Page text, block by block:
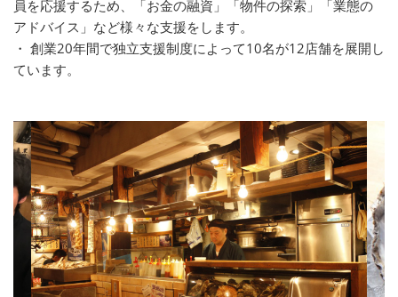
員を応援するため、「お金の融資」「物件の探索」「業態の
アドバイス」など様々な支援をします。
・ 創業20年間で独立支援制度によって10名が12店舗を展開し
ています。